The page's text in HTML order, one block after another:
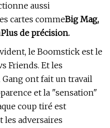
aussi
cartes commeBig Mag,
Plus de précision.
le Boomstick est le
Friends. Et les
ont fait un travail
et la "sensation"
coup tiré est
adversaires